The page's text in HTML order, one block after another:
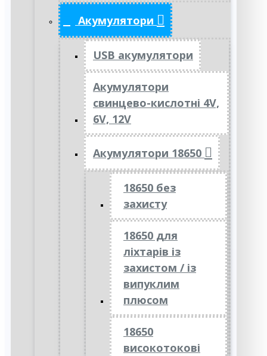
Акумулятори
USB акумулятори
Акумулятори
свинцево-кислотні 4V,
6V, 12V
Акумулятори 18650
18650 без
захисту
18650 для
ліхтарів із
захистом / із
випуклим
плюсом
18650
високотокові